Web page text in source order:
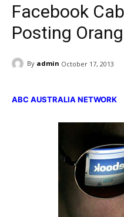
Facebook
Posting
By admin October 17, 2013
ABC AUSTRALIA NETWORK